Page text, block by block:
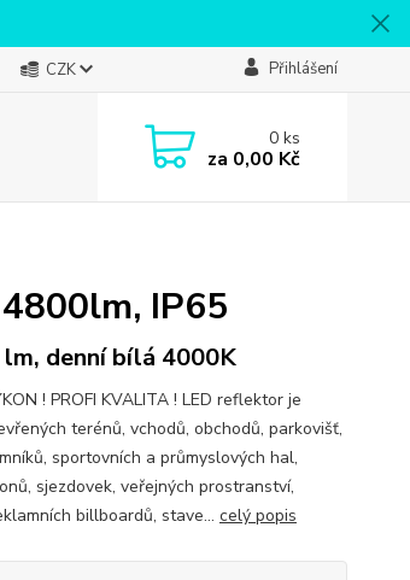
CZK Přihlášení
0ks
za 0,00 Kč
IP65
denní bílá 4000K
! PROFI KVALITA ! LED reflektor je
terénů, vchodů, obchodů, parkovišť,
sportovních a průmyslových hal,
sjezdovek, veřejných prostranství,
billboardů, stave... celý popis